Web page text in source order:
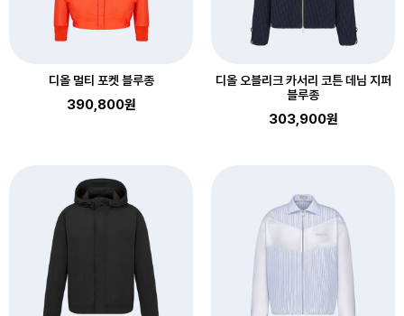
디올 멀티 포켓 블루종
390,800원
디올 오블리크 카서리 코튼 데님 지퍼
블루종
303,900원